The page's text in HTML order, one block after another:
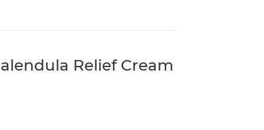
Relief Cream